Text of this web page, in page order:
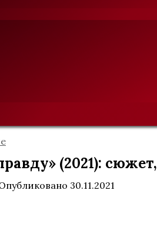
(2021):
30.11.2021